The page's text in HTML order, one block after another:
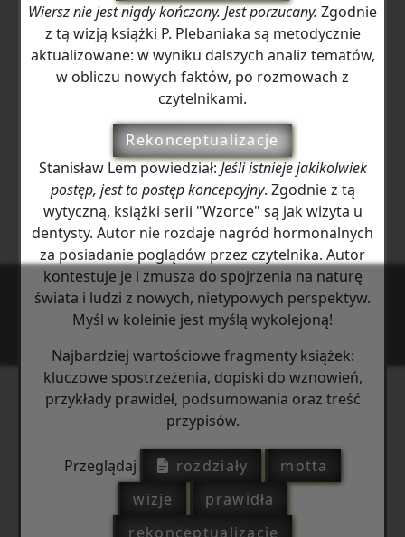
Wiersz nie jest nigdy kończony. Jest porzucany. Zgodnie
z tą wizją książki P. Plebaniaka są metodycznie
aktualizowane: w wyniku dalszych analiz tematów,
w obliczu nowych faktów, po rozmowach z
czytelnikami.
Rekonceptualizacje
Stanisław Lem powiedział:Jeśli istnieje jakikolwiek
postęp, jest to postęp koncepcyjny. Zgodnie z tą
wytyczną, książki serii "Wzorce" są jak wizyta u
dentysty. Autor nie rozdaje nagród hormonalnych
za posiadanie poglądów przez czytelnika. Autor
kontestuje je i zmusza do spojrzenia na naturę
świata i ludzi z nowych, nietypowych perspektyw.
Myśl w koleinie jest myślą wykolejoną!
Najbardziej wartościowe fragmenty książek:
kluczowe spostrzeżenia, dopiski do wznowień,
przykłady prawideł, podsumowania oraz treść
przypisów.
Przeglądaj rozdziały
motta
wizje
prawidła
rekonceptualizacje